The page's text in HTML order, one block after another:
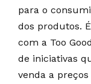
para o
dos produtos.
com a Too
de iniciativas
venda a